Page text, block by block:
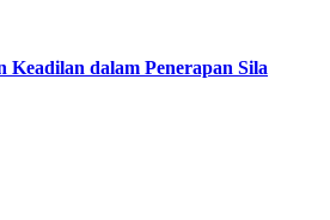
Keadilan dalam Penerapan Sila